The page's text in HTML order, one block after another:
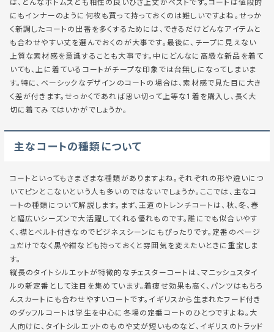
は、どんなボトムスとも相性の良いひざ上丈がベストです。コートは値段的
にもインナーのように何枚も買って持っておくのは難しいですよね。せっか
く新調したコートの出番を多くするためには、できるだけどんなアイテムと
も合わせやすい丈を選んでおくのが大事です。最後に、チープに見えない
上質な素材感を意識することも大事です。中にどんなに高級な新品を着て
いても、上に着ているコートがチープな印象では台無しになってしまいま
す。特に、ベーシックなデザインのコートの場合は、素材感で見た目に大き
く差が付きます。せっかくであれば思い切って上等な1着を購入し、長く大
切に着てみてはいかがでしょうか。
主なコートの種類について
コートといってもさまざまな種類がありますよね。それぞれの形や違いにつ
いてピンとこないという人も多いのではないでしょうか。ここでは、主なコ
ートの種類について解説します。まず、王道のトレンチコートは、秋、冬、春
と幅広いシーズンで大活躍してくれる優れものです。誰にでも似合いやす
く、襟とベルト付きなのでビジネスシーンにもぴったりです。定番のベージ
ュだけでなく黒や紺なども持っておくと雰囲気を変えたいときに重宝しま
す。
縦長のタイトシルエットが特徴的なチェスターコートは、マニッシュスタイ
ルの新定番として注目を集めています。着痩せ効果も高く、パンツはもちろ
んスカートにも合わせやすいコートです。イギリスから生まれたフード付き
のダッフルコートは学生を中心に冬場の定番コートのひとつですよね。大
人向けに、タイトシルエットのものや丈が短いものなど、イギリスのトラッド